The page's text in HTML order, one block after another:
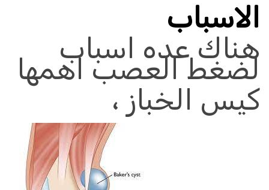
الاسباب
هناك عده اسباب
لضغط العصباهمها
كيس الخباز ،